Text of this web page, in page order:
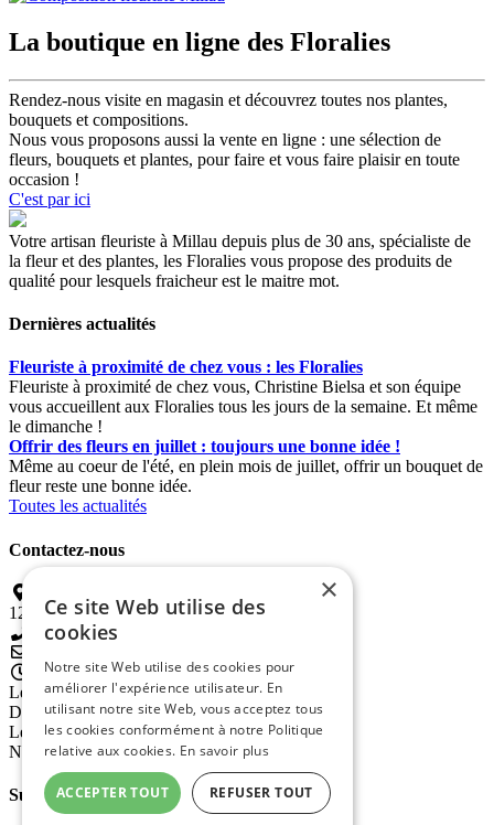
La boutique en ligne des Floralies
Rendez-nous visite en magasin et découvrez toutes nos plantes,
bouquets et compositions.
Nous vous proposons aussi la vente en ligne : une sélection de
fleurs, bouquets et plantes, pour faire et vous faire plaisir en toute
occasion !
C'est par ici
Votre artisan fleuriste à Millau depuis plus de 30 ans, spécialiste de
la fleur et des plantes, les Floralies vous propose des produits de
qualité pour lesquels fraicheur est le maitre mot.
Dernières actualités
Fleuriste à proximité de chez vous : les Floralies
Fleuriste à proximité de chez vous, Christine Bielsa et son équipe
vous accueillent aux Floralies tous les jours de la semaine. Et même
le dimanche !
Offrir des fleurs en juillet : toujours une bonne idée !
Même au coeur de l'été, en plein mois de juillet, offrir un bouquet de
fleur reste une bonne idée.
Toutes les actualités
Contactez-nous
12100 Millau
05 65 60 84 51
Horaires d'ouverture :
Le lundi : 9h à 12h30 - 14h à 19h30
Du mardi au samedi, non-stop : 8h30 à 19h30
Le dimanche matin : 8h45 à 12h45
Nous sommes ouverts les jours fériés !
Suivez-nous
×
Ce site Web utilise des
cookies
Notre site Web utilise des cookies pour
améliorer l'expérience utilisateur. En
utilisant notre site Web, vous acceptez tous
les cookies conformément à notre Politique
relative aux cookies. En savoir plus
ACCEPTER TOUT REFUSER TOUT